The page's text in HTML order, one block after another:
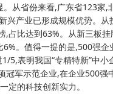
从省份来看,广东省123家,
兴产业已形成规模优势。从
,占比达到63%。从新三板挂
。值得一提的是,500强企
5,表明我国“专精特新”中小
冠军示范企业,在企业500强
定的科技创新实力。